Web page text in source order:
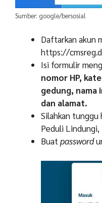
Sumber: google/bersosial
Daftarkan akun
https://
Isi formulir
nomor HP,
gedung, nama
dan alamat.
Silahkan tunggu
Peduli Lindungi,
Buat password